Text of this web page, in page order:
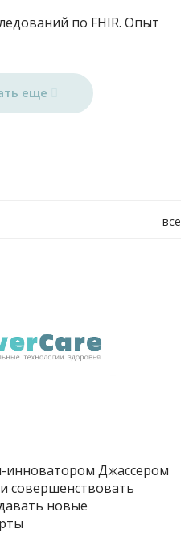
по FHIR. Опыт
еще
все
инноватором Джассером
совершенствовать
новые